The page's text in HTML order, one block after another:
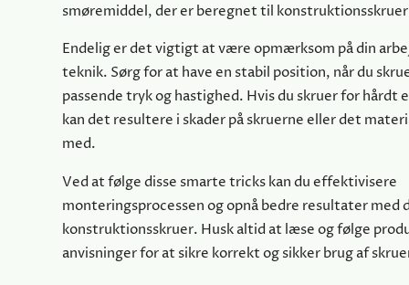
smøremiddel, der er beregnet til
Endelig er det vigtigt at være opmærksom på din
teknik. Sørg for at have en stabil position, når du
passende tryk og hastighed. Hvis du skruer for
kan det resultere i skader på skruerne eller det
med.
Ved at følge disse smarte tricks kan du effektivisere
monteringsprocessen og opnå bedre resultater med
konstruktionsskruer. Husk altid at læse og følge
anvisninger for at sikre korrekt og sikker brug af